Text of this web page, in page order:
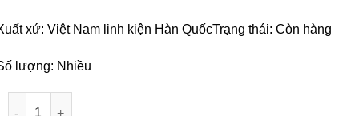
xứ: Việt Nam linh kiện Hàn QuốcTrạng thái: Còn hàng
lượng: Nhiều